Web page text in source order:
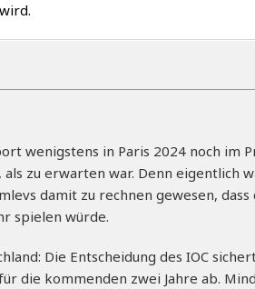
wenigs­tens in Paris 2024 noch im
zu erwar­ten war. Denn eigent­lich
damit zu rech­nen gewe­sen, dass
spie­len würde.
Die Ent­schei­dung des IOC
die kom­men­den zwei Jah­re ab.